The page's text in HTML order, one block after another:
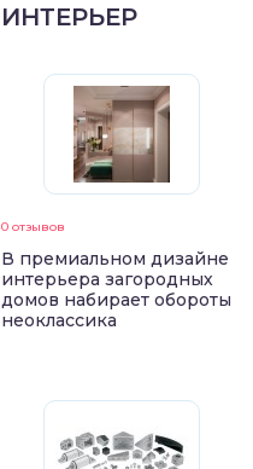
ИНТЕРЬЕР
0 отзывов
В премиальном дизайне
интерьера загородных
домов набирает обороты
неоклассика